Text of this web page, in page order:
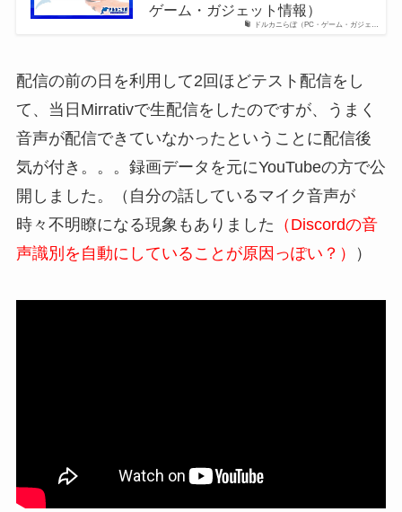
ドルカニらぼ（PC・ゲーム・ガジェ…
ゲーム・ガジェット情報）
配信の前の日を利用して2回ほどテスト配信をし
て、当日Mirrativで生配信をしたのですが、うまく
音声が配信できていなかったということに配信後
気が付き。。。録画データを元にYouTubeの方で公
開しました。（自分の話しているマイク音声が
時々不明瞭になる現象もありました （Discordの音
声識別を自動にしていることが原因っぽい？）
）